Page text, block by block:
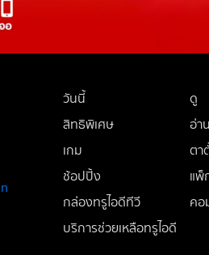
วันนี้
ดู
สิทธิพิเศษ
อ่าน
เกม
ตา
ช้อปปิ้ง
แพ็
กล่องทรูไอดีทีวี
ค
บริการช่วยเหลือทรูไอดี